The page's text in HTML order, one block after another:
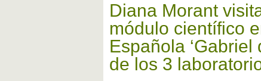
Diana Morant
módulo científico
Española
de los 3